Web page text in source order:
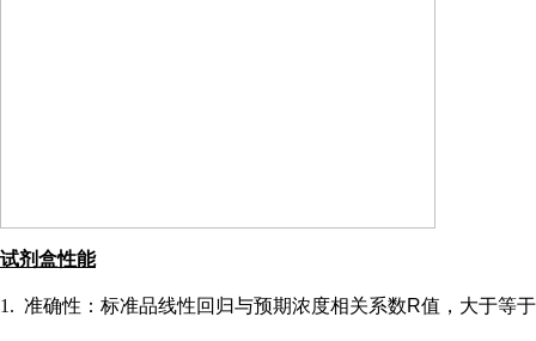
试剂盒性能
1. 准确性：标准品线性回归与预期浓度相关系数R值，大于等于